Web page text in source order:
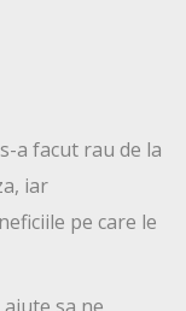
a facut rau de la
iar
pe care le
ajute sa ne